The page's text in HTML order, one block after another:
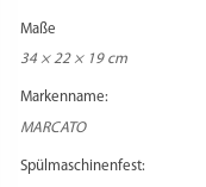
Maße
34 × 22 × 19 cm
Markenname:
MARCATO
Spülmaschinenfest: